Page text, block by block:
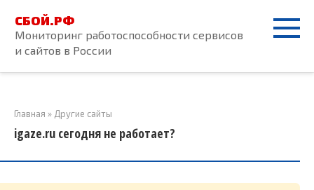
контенту
СБОЙ.РФ
Мониторинг работоспособности сервисов
и сайтов в России
Главная » Другие сайты
igaze.ru сегодня не работает?